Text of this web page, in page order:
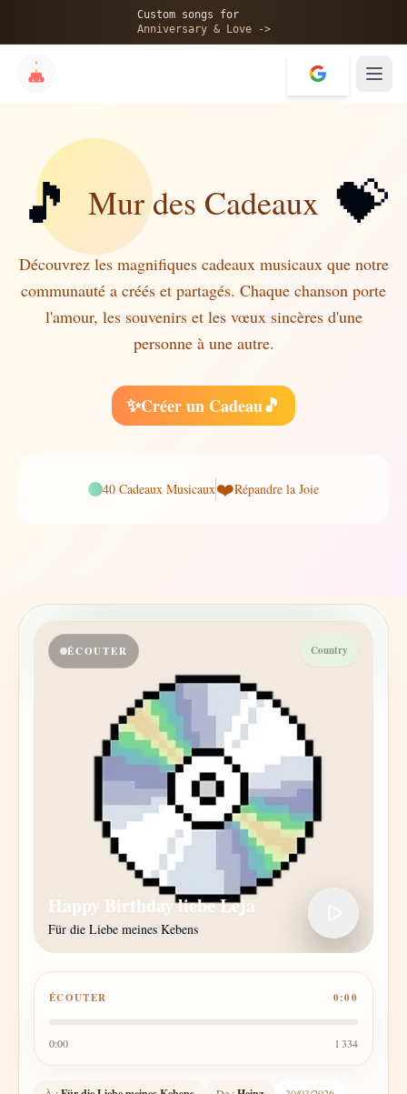
Custom songs for
Anniversary & Love ->
🎵 Mur des Cadeaux 💝
Découvrez les magnifiques cadeaux musicaux que notre
communauté a créés et partagés. Chaque chanson porte
l'amour, les souvenirs et les vœux sincères d'une
personne à une autre.
✨Créer un Cadeau🎵
40 Cadeaux Musicaux❤️Répandre la Joie
ÉCOUTER Country
Happy Birthday liebe Leja
Für die Liebe meines Kebens
ÉCOUTER 0:00
0:00 1 334